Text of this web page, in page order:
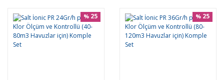
% 25 % 25